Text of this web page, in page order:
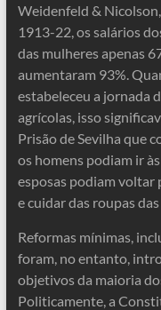
Weidenfeld &
1913-22, os salários
das mulheres apenas
aumentaram 93%.
estabeleceu a jornada
agrícolas, isso
Prisão de Sevilha que
os homens podiam ir
esposas podiam voltar
e cuidar das roupas das
Reformas mínimas,
foram, no entanto,
objetivos da maioria
Politicamente, a